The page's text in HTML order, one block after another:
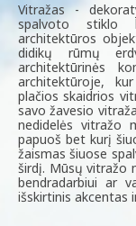
Vitražas -
spalvoto stiklo
architektūros
didikų rūmų
architektūrinės
architektūroje,
plačios skaidrios
savo žavesio
nedidelės vitražo
papuoš bet kurį
žaismas šiuose
širdį. Mūsų vitražo
bendradarbiui ar
išskirtinis akcentas